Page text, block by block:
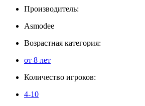
Производитель:
Asmodee
Возрастная категория:
от 8 лет
Количество игроков:
4-10